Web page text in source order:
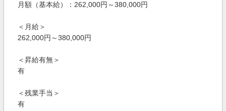
月額（基本給）：262,000円～380,000円
＜月給＞
262,000円～380,000円
＜昇給有無＞
有
＜残業手当＞
有